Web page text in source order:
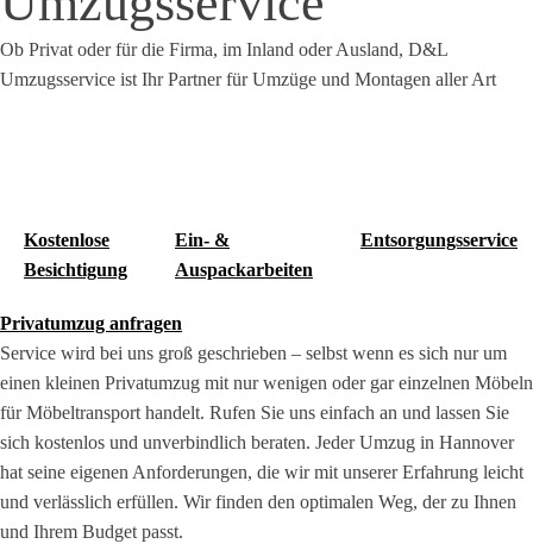
Ob Privat oder für die Firma, im Inland oder Ausland, D&L
Umzugsservice ist Ihr Partner für Umzüge und Montagen aller Art
Kostenlose
Besichtigung
Ein- &
Auspackarbeiten
Entsorgungsservice
Privatumzug anfragen
Service wird bei uns groß geschrieben – selbst wenn es sich nur um
einen kleinen Privatumzug mit nur wenigen oder gar einzelnen Möbeln
für Möbeltransport handelt. Rufen Sie uns einfach an und lassen Sie
sich kostenlos und unverbindlich beraten. Jeder Umzug in Hannover
hat seine eigenen Anforderungen, die wir mit unserer Erfahrung leicht
und verlässlich erfüllen. Wir finden den optimalen Weg, der zu Ihnen
und Ihrem Budget passt.